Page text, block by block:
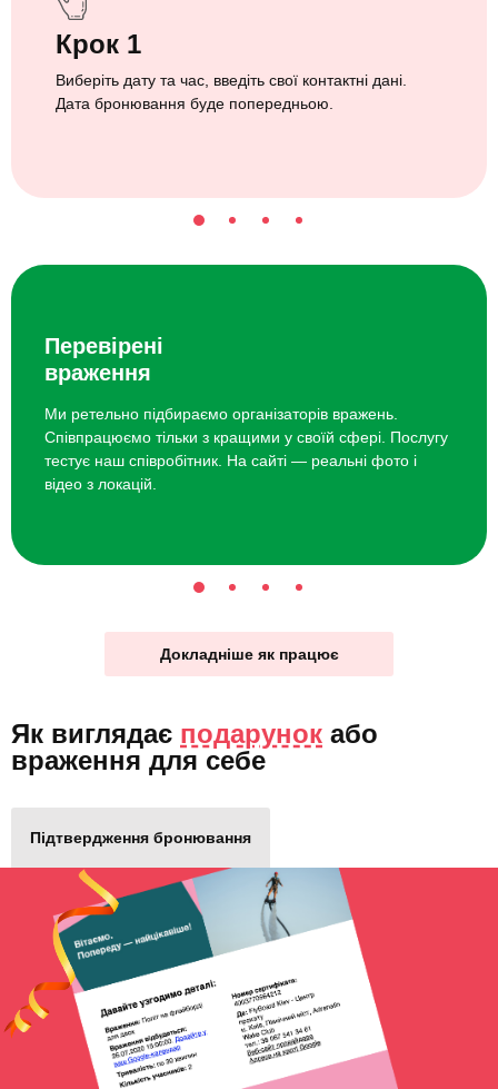
Крок 1
Виберіть дату та час, введіть свої контактні дані.
Дата бронювання буде попередньою.
Перевірені
враження
Ми ретельно підбираємо організаторів вражень.
Співпрацюємо тільки з кращими у своїй сфері. Послугу
тестує наш співробітник. На сайті — реальні фото і
відео з локацій.
Докладніше як працює
Як виглядає подарунок або
враження для себе
Підтвердження бронювання